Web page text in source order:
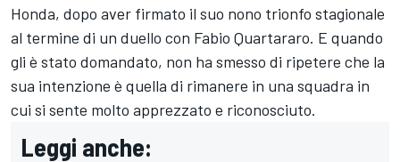
Honda, dopo aver firmato il suo nono trionfo stagionale
al termine di un duello con Fabio Quartararo. E quando
gli è stato domandato, non ha smesso di ripetere che la
sua intenzione è quella di rimanere in una squadra in
cui si sente molto apprezzato e riconosciuto.
Leggi anche: